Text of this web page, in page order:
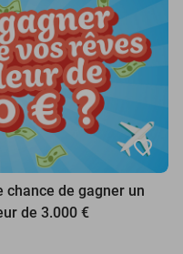
favorite_border
de gagner un
de 3.000 €